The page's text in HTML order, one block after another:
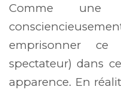
Comme une
emprisonner
spectateur) dans
apparence. En